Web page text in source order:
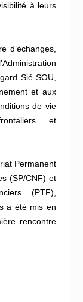
à leurs
d’échanges,
Sié SOU,
et aux
de vie
et
Permanent
(SP/CNF) et
(PTF),
a été mis en
rencontre